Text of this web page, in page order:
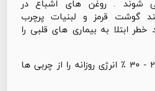
شوند . روغن های اشباع در
گوشت قرمز و لبنیات پرچرب
ابتلا به بیماری های قلبی را
یک رژیم نرمال حدود ۲۵ - ۳۰ ٪ انرژی روزانه را از چربی ها